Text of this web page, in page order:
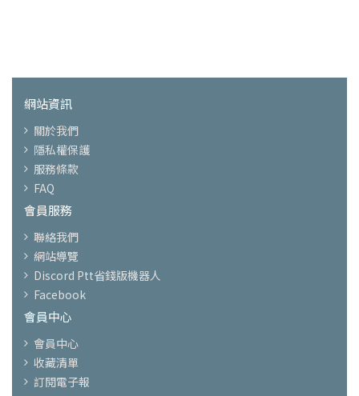
網站資訊
關於我們
隱私權保護
服務條款
FAQ
會員服務
聯絡我們
網站導覽
Discord Ptt省錢版機器人
Facebook
會員中心
會員中心
收藏清單
訂閱電子報